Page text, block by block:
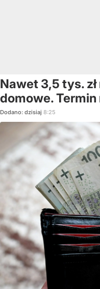
Nawet 3,5 tys.
domowe. Termin
Dodano: dzisiaj 8:25